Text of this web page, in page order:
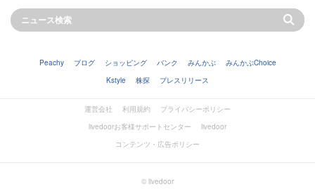
Peachy ブログ ショッピング バンク みんかぶ
みんかぶChoice
Kstyle
株探 プレスリリース
運営会社 利用規約
プライバシーポリシー
livedoorお客様サポートセンター
livedoor
コンテンツ・広告ポリシー
© livedoor